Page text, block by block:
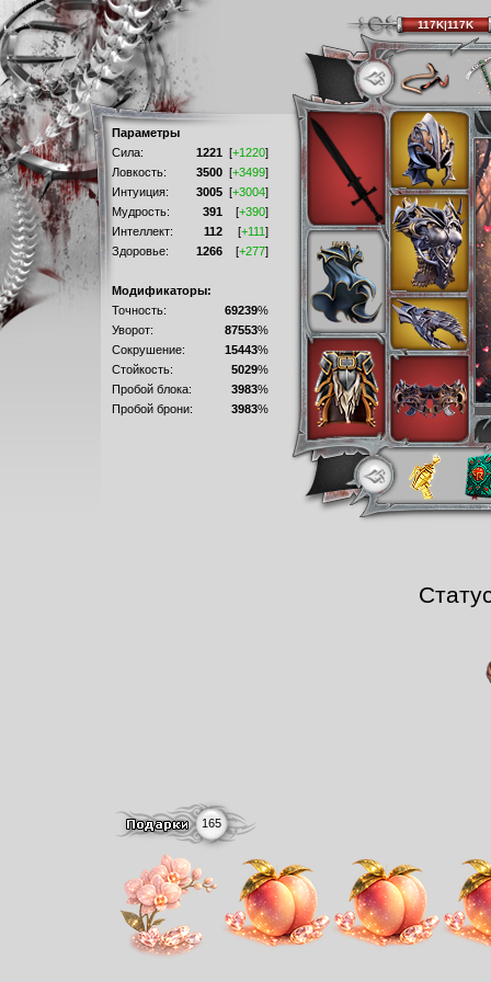
Параметры
Сила:
1221 [+1220]
Ловкость:
3500 [+3499]
Интуиция:
3005 [+3004]
Мудрость:
391 [+390]
Интеллект:
112 [+111]
Здоровье:
1266 [+277]
Модификаторы:
Точность:
69239%
Уворот:
87553%
Сокрушение:
15443%
Стойкость:
5029%
Пробой блока:
3983%
Пробой брони:
3983%
165
117K|117K